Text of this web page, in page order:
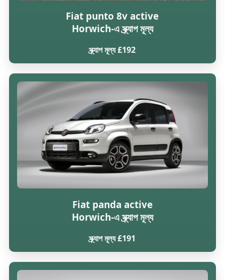
Fiat punto 8v active
Horwich-এ স্ক্র্যাপ মূল্য
স্ক্র্যাপ মূল্য £192
Fiat panda active
Horwich-এ স্ক্র্যাপ মূল্য
স্ক্র্যাপ মূল্য £191